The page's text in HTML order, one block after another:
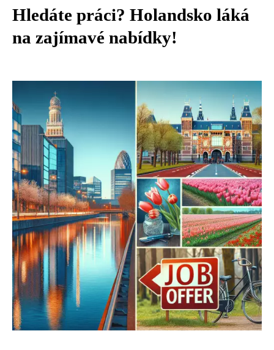
Hledáte práci? Holandsko láká
na zajímavé nabídky!